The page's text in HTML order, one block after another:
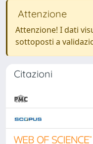
Attenzione
Attenzione! I dati
sottoposti a
Citazioni